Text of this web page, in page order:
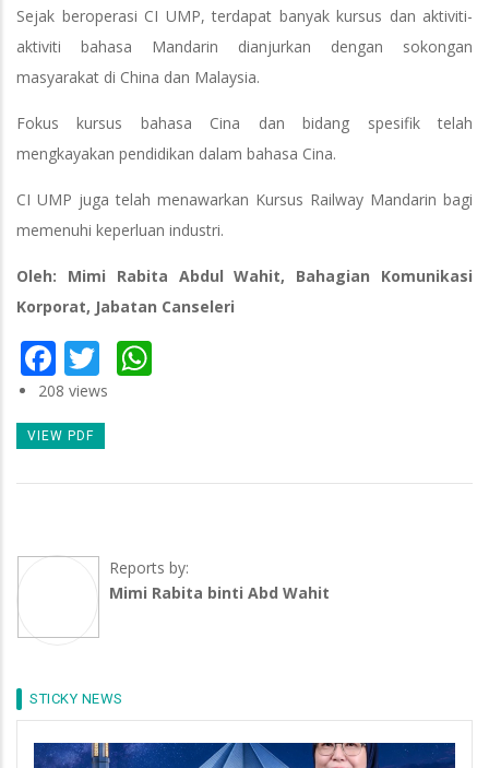
Sejak beroperasi CI UMP, terdapat banyak kursus dan aktiviti-
aktiviti bahasa Mandarin dianjurkan dengan sokongan
masyarakat di China dan Malaysia.
Fokus kursus bahasa Cina dan bidang spesifik telah
mengkayakan pendidikan dalam bahasa Cina.
CI UMP juga telah menawarkan Kursus Railway Mandarin bagi
memenuhi keperluan industri.
Oleh: Mimi Rabita Abdul Wahit, Bahagian Komunikasi
Korporat, Jabatan Canseleri
Facebook
Twitter
208 views
VIEW PDF
Reports by:
Mimi Rabita binti Abd Wahit
STICKY NEWS